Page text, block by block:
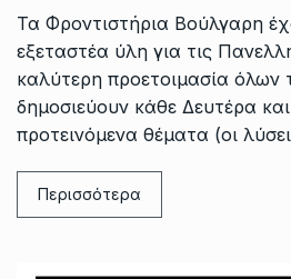
Τα Φροντιστήρια Βούλγαρη
εξεταστέα ύλη για τις
καλύτερη προετοιμασία
δημοσιεύουν κάθε Δευτέρα
προτεινόμενα θέματα (οι
Περισσότερα